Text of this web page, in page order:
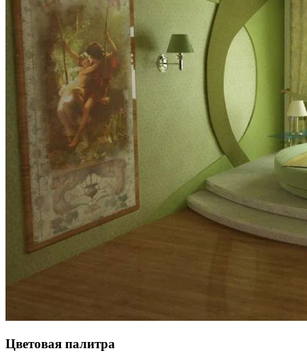
Цветовая палитра